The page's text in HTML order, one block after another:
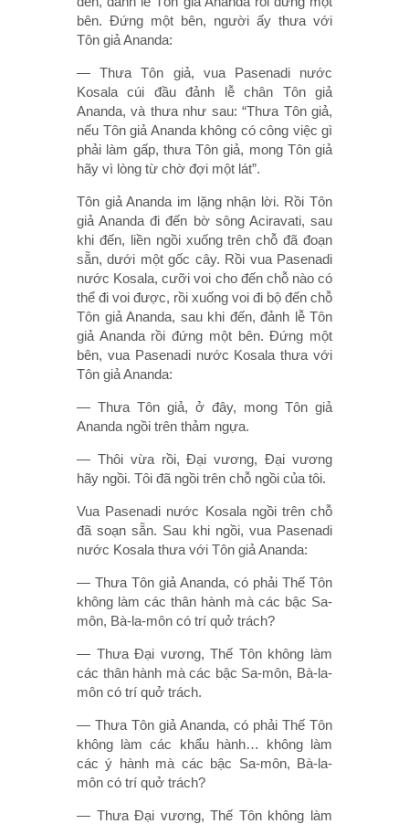
bên. Ðứng một bên, người ấy thưa với
Tôn giả Ananda:
— Thưa Tôn giả, vua Pasenadi nước
Kosala cúi đầu đảnh lễ chân Tôn giả
Ananda, và thưa như sau: “Thưa Tôn giả,
nếu Tôn giả Ananda không có công việc gì
phải làm gấp, thưa Tôn giả, mong Tôn giả
hãy vì lòng từ chờ đợi một lát”.
Tôn giả Ananda im lặng nhận lời. Rồi Tôn
giả Ananda đi đến bờ sông Aciravati, sau
khi đến, liền ngồi xuống trên chỗ đã đoạn
sẵn, dưới một gốc cây. Rồi vua Pasenadi
nước Kosala, cưỡi voi cho đến chỗ nào có
thể đi voi được, rồi xuống voi đi bộ đến chỗ
Tôn giả Ananda, sau khi đến, đảnh lễ Tôn
giả Ananda rồi đứng một bên. Ðứng một
bên, vua Pasenadi nước Kosala thưa với
Tôn giả Ananda:
— Thưa Tôn giả, ở đây, mong Tôn giả
Ananda ngồi trên thảm ngựa.
— Thôi vừa rồi, Ðại vương, Ðại vương
hãy ngồi. Tôi đã ngồi trên chỗ ngồi của tôi.
Vua Pasenadi nước Kosala ngồi trên chỗ
đã soạn sẵn. Sau khi ngồi, vua Pasenadi
nước Kosala thưa với Tôn giả Ananda:
— Thưa Tôn giả Ananda, có phải Thế Tôn
không làm các thân hành mà các bậc Sa-
môn, Bà-la-môn có trí quở trách?
— Thưa Ðại vương, Thế Tôn không làm
các thân hành mà các bậc Sa-môn, Bà-la-
môn có trí quở trách.
— Thưa Tôn giả Ananda, có phải Thế Tôn
không làm các khẩu hành… không làm
các ý hành mà các bậc Sa-môn, Bà-la-
môn có trí quở trách?
— Thưa Ðại vương, Thế Tôn không làm